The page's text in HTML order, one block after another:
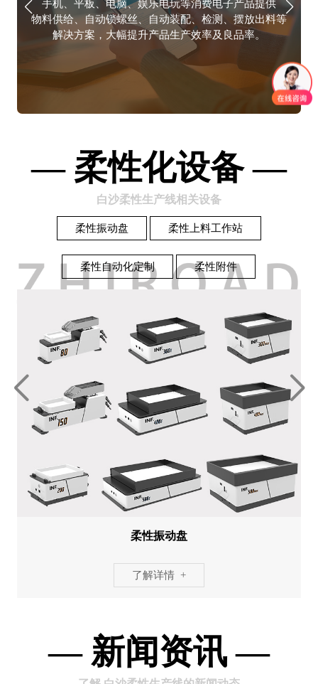
手机、平板、电脑、娱乐电玩等消费电子产品提供
物料供给、自动锁螺丝、自动装配、检测、摆放出料等
解决方案，大幅提升产品生产效率及良品率。
— 柔性化设备 —
白沙柔性生产线相关设备
柔性振动盘 柔性上料工作站
柔性自动化定制 柔性附件
柔性振动盘
了解详情 +
— 新闻资讯 —